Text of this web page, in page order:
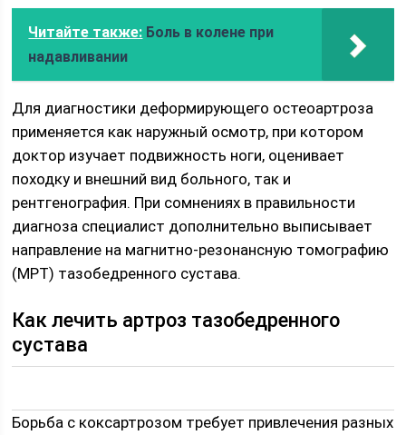
Читайте также: Боль в колене при
надавливании
Для диагностики деформирующего остеоартроза
применяется как наружный осмотр, при котором
доктор изучает подвижность ноги, оценивает
походку и внешний вид больного, так и
рентгенография. При сомнениях в правильности
диагноза специалист дополнительно выписывает
направление на магнитно-резонансную томографию
(МРТ) тазобедренного сустава.
Как лечить артроз тазобедренного
сустава
Борьба с коксартрозом требует привлечения разных